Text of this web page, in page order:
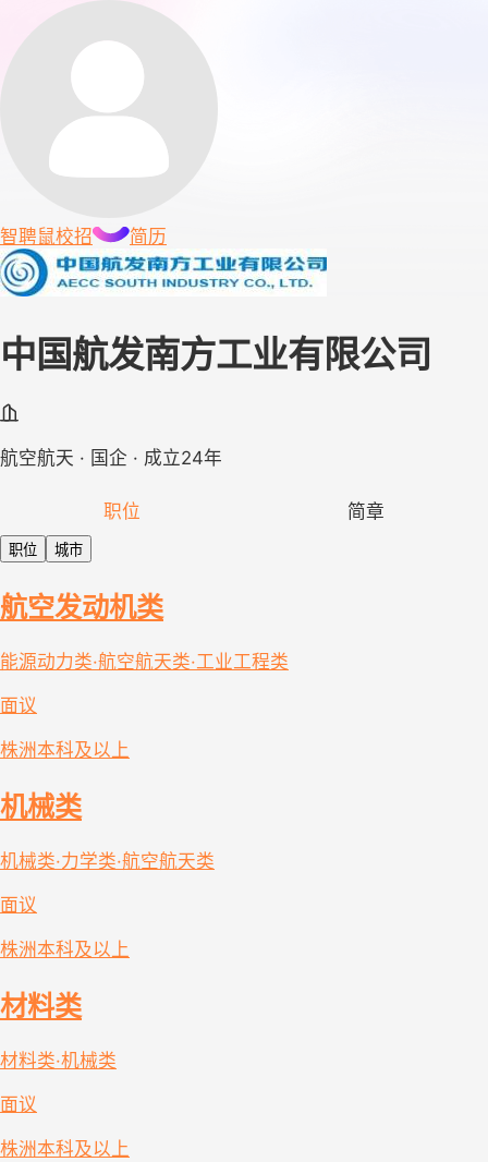
智聘鼠校招 简历
中国航发南方工业有限公司
航空航天 · 国企 · 成立24年
职位 简章
职位 城市
航空发动机类
能源动力类·航空航天类·工业工程类
面议
株洲本科及以上
机械类
机械类·力学类·航空航天类
面议
株洲本科及以上
材料类
材料类·机械类
面议
株洲本科及以上